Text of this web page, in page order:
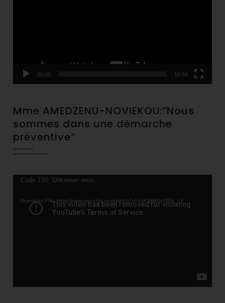
00:00 10:56
Mme AMEDZENU-NOVIEKOU:”Nous
sommes dans une démarche
préventive”
Video
Code 150: Unknown error.
Download File: https://www.youtube.com/watch?v=shK28ldQnNE&_=3